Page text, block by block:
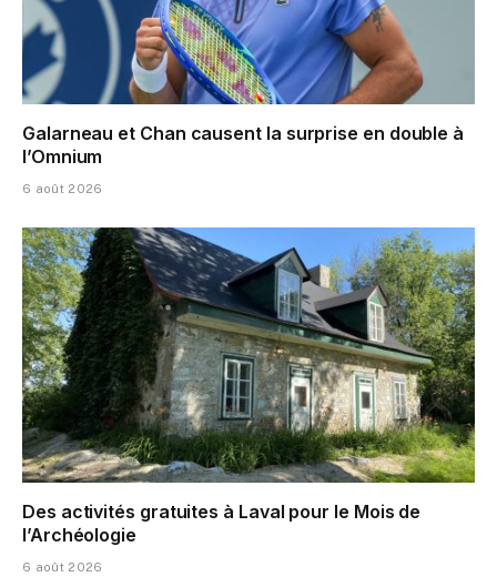
Galarneau et Chan causent la surprise en double à
l’Omnium
6 août 2026
Des activités gratuites à Laval pour le Mois de
l’Archéologie
6 août 2026